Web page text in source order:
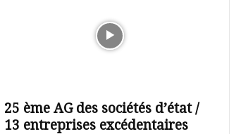
25 ème AG des sociétés d’état /
13 entreprises excédentaires